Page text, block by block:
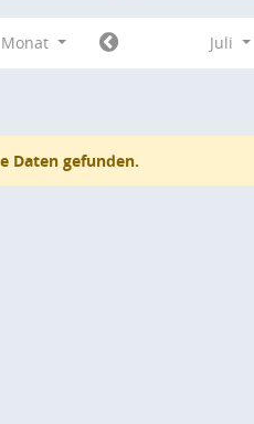
Monat Juli
Daten gefunden.